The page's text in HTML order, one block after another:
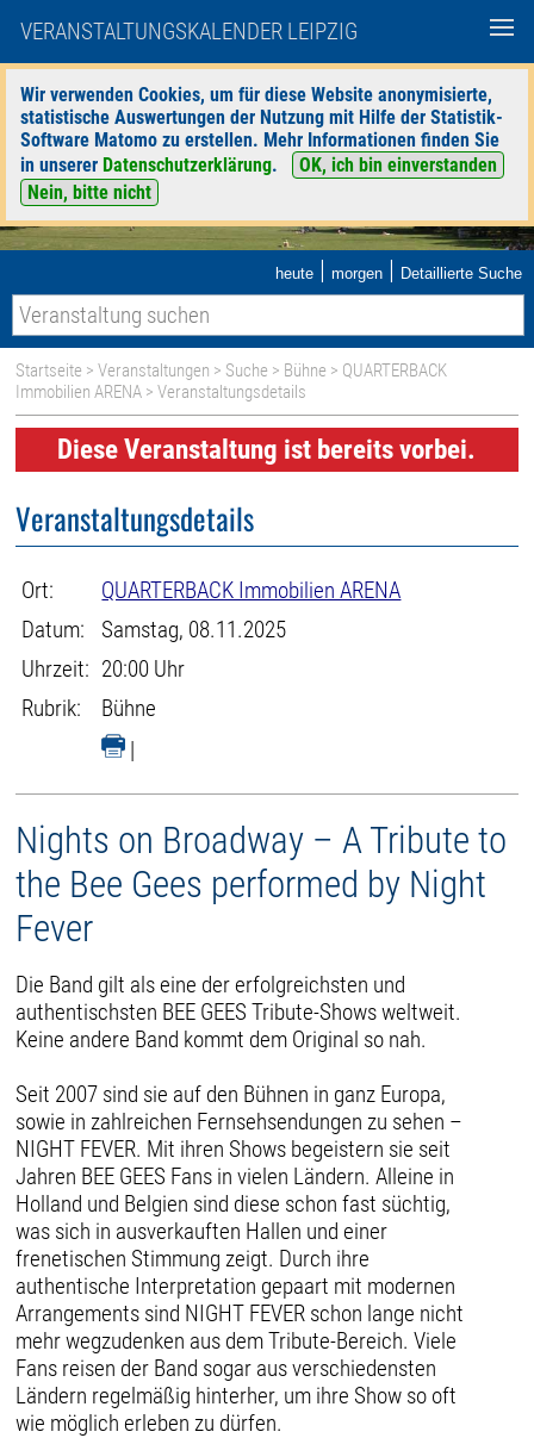
VERANSTALTUNGSKALENDER LEIPZIG
Wir verwenden Cookies, um für diese Website anonymisierte,
statistische Auswertungen der Nutzung mit Hilfe der Statistik-
Software Matomo zu erstellen. Mehr Informationen finden Sie
in unserer Datenschutzerklärung.
OK, ich bin einverstanden
Nein, bitte nicht
heute | morgen | Detaillierte Suche
Startseite >Veranstaltungen > Suche > Bühne > QUARTERBACK
Immobilien ARENA > Veranstaltungsdetails
Diese Veranstaltung ist bereits vorbei.
Veranstaltungsdetails
Ort:
QUARTERBACK Immobilien ARENA
Datum:
Samstag, 08.11.2025
Uhrzeit: 20:00 Uhr
Rubrik:
Bühne
|
Nights on Broadway – A Tribute to
the Bee Gees performed by Night
Fever
Die Band gilt als eine der erfolgreichsten und
authentischsten BEE GEES Tribute-Shows weltweit.
Keine andere Band kommt dem Original so nah.
Seit 2007 sind sie auf den Bühnen in ganz Europa,
sowie in zahlreichen Fernsehsendungen zu sehen –
NIGHT FEVER. Mit ihren Shows begeistern sie seit
Jahren BEE GEES Fans in vielen Ländern. Alleine in
Holland und Belgien sind diese schon fast süchtig,
was sich in ausverkauften Hallen und einer
frenetischen Stimmung zeigt. Durch ihre
authentische Interpretation gepaart mit modernen
Arrangements sind NIGHT FEVER schon lange nicht
mehr wegzudenken aus dem Tribute-Bereich. Viele
Fans reisen der Band sogar aus verschiedensten
Ländern regelmäßig hinterher, um ihre Show so oft
wie möglich erleben zu dürfen.